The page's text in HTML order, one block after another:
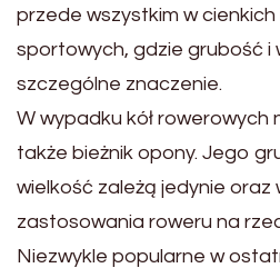
przede wszystkim w
sportowych, gdzie grubość i
szczególne znaczenie.
W wypadku kół rowerowych
także bieżnik opony. Jego
wielkość zależą jedynie oraz
zastosowania roweru na
Niezwykle popularne w